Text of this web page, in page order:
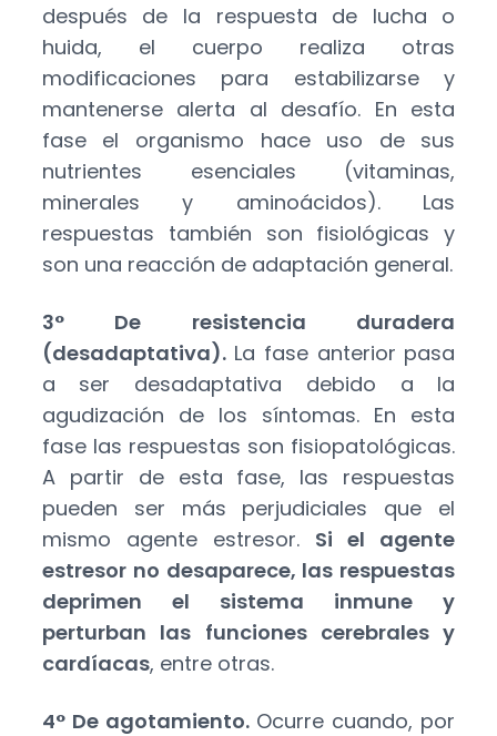
después de la respuesta de lucha o
huida, el cuerpo realiza otras
modificaciones para estabilizarse y
mantenerse alerta al desafío. En esta
fase el organismo hace uso de sus
nutrientes esenciales (vitaminas,
minerales y aminoácidos). Las
respuestas también son fisiológicas y
son una reacción de adaptación general.
3° De resistencia duradera
(desadaptativa).La fase anterior pasa
a ser desadaptativa debido a la
agudización de los síntomas. En esta
fase las respuestas son fisiopatológicas.
A partir de esta fase, las respuestas
pueden ser más perjudiciales que el
mismo agente estresor. Si el agente
estresor no desaparece, las respuestas
deprimen el sistema inmune y
perturban las funciones cerebrales y
cardíacas, entre otras.
4° De agotamiento.Ocurre cuando, por